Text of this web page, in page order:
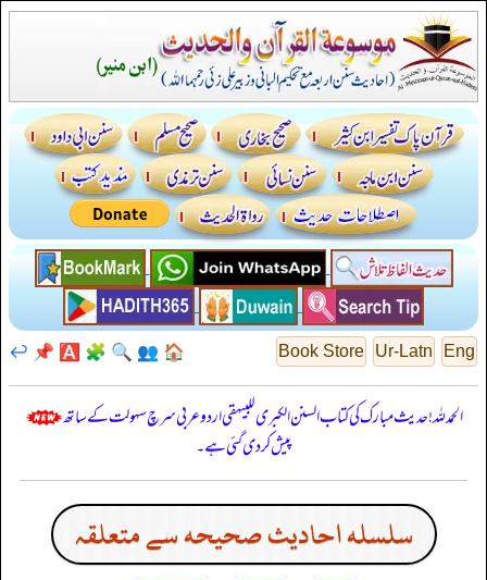
Eng
Ur-Latn
Book Store
🏠
👥
🔍
🧩
🅰️
📌
↩️
الحمدللہ! حدیث مبارک کی کتاب السنن الكبرى للبيهقي اردو عربی سرچ سہولت کے ساتھ
پیش کر دی گئی ہے۔
سلسله احاديث صحيحه سے متعلقہ